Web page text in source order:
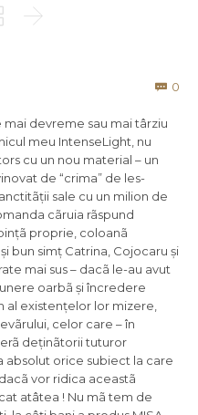

 0
mai devreme sau mai târziu
meu IntenseLight, nu
cu un nou material – un
de “crima” de les-
sale cu un milion de
cãruia rãspund
proprie, coloanã
bun simț Catrina, Cojocaru și
mai sus – dacã le-au avut
oarbã și încredere
al existențelor lor mizere,
celor care – în
deținãtorii tuturor
absolut orice subiect la care
vor ridica aceastã
atâtea ! Nu mã tem de